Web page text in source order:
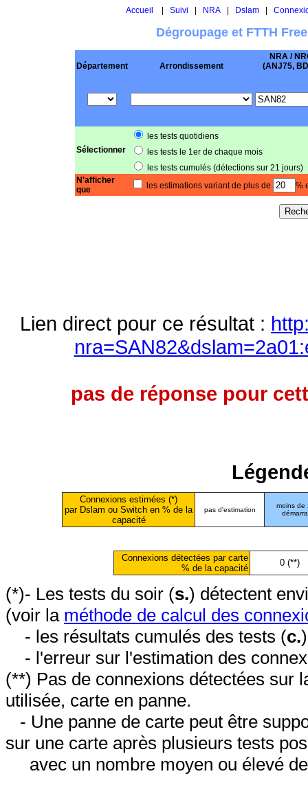
Accueil Suivi NRA| Dslam|
Dégroupage et FTTH
Département Arrondissement
NRA /
(ANJ75,
Sélectionner
les tests quotidiens
les tests le 1er de chaque mois
les tests cumulés (détections sur 21 jours)
N'afficher
que
les estimations variant de plus de %
Lien direct pour ce résultat :
pas de réponse pour
Connexions estimées (*)
par Dslam ou Switch en % de la
capacité
pas d'estimation
moins de
Connexions détectées par carte
% de la capacité
0 (**)
(*)- Les tests du soir (s.) détectent
(voir la méthode de calcul des
- les résultats cumulés des tests (c.
- l'erreur sur l'estimation des
(**) Pas de connexions détectées sur
utilisée, carte en panne.
- Une panne de carte peut être
sur une carte après plusieurs tests
avec un nombre moyen ou élevé